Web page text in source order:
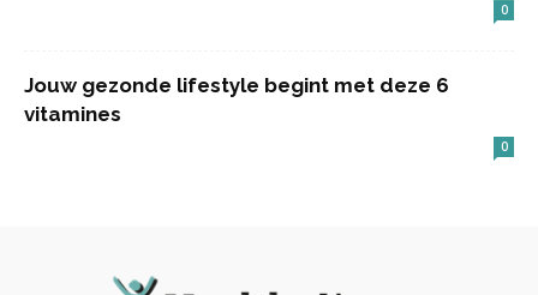
0
Jouw gezonde lifestyle begint met deze 6
vitamines
0